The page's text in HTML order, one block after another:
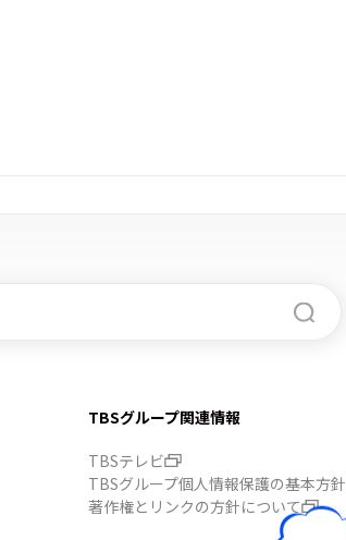
TBSグループ関連情報
TBSテレビ
TBSグループ個人情報保護の基本方針
著作権とリンクの方針について